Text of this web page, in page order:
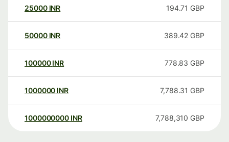
25000 INR 194.71 GBP
50000 INR 389.42 GBP
100000 INR 778.83 GBP
1000000 INR 7,788.31 GBP
1000000000 INR 7,788,310 GBP